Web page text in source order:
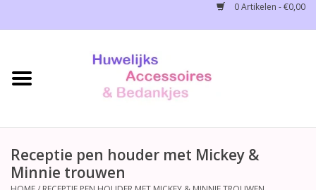
0 Artikelen - €0,00
Bruidsaccessoires
Huwelijksreceptie
Receptie pen houder met Mickey &
Minnie trouwen